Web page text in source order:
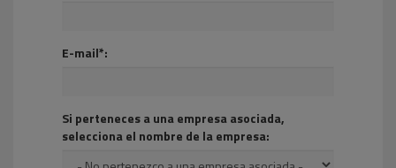
E-mail*:
Si perteneces a una empresa asociada,
selecciona el nombre de la empresa: